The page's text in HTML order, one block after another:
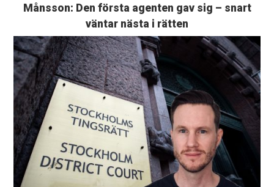
Månsson: Den första agenten gav sig – snart
väntar nästa i rätten